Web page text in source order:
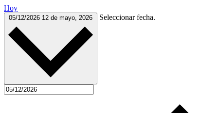
Hoy
05/12/2026 12 de mayo, 2026 Seleccionar fecha.